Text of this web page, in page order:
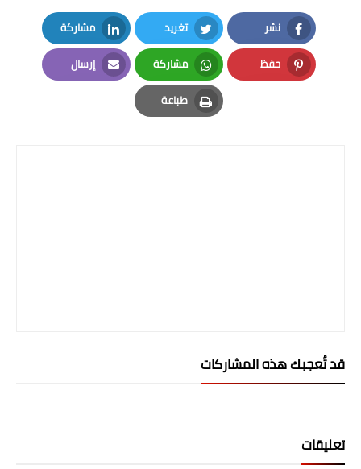
المرحلة الابتدائية
المرحلة المتوسطة
المرحلة الاعدادية
نشر
Facebook
تغريد
Twitter
مشاركة
LinkedIn
حفظ
Pinterest
مشاركة
Whatsapp
إرسال
Email
طباعة
Print
قد تُعجبك هذه المشاركات
تعليقات